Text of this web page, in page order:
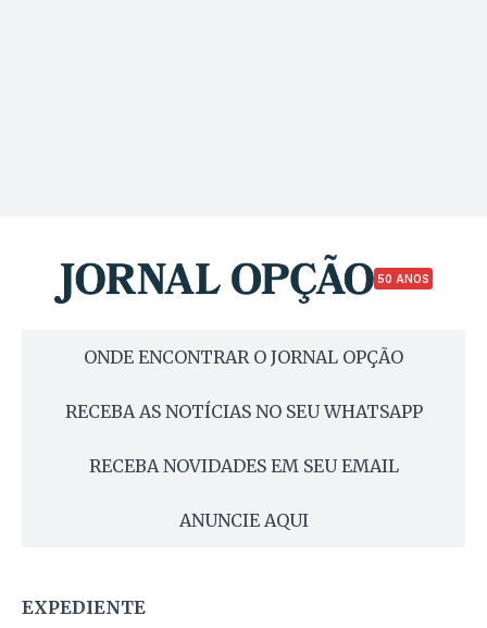
50 ANOS
ONDE ENCONTRAR O JORNAL OPÇÃO
RECEBA AS NOTÍCIAS NO SEU WHATSAPP
RECEBA NOVIDADES EM SEU EMAIL
ANUNCIE AQUI
EXPEDIENTE